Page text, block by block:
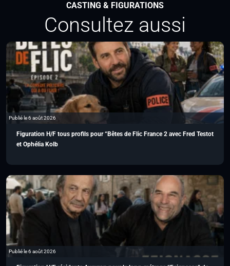
CASTING & FIGURATIONS
Consultez aussi
Publié le 6 août 2026
Figuration H/F tous profils pour “Bêtes de Flic France 2 avec Fred Testot
et Ophélia Kolb
Publié le 6 août 2026